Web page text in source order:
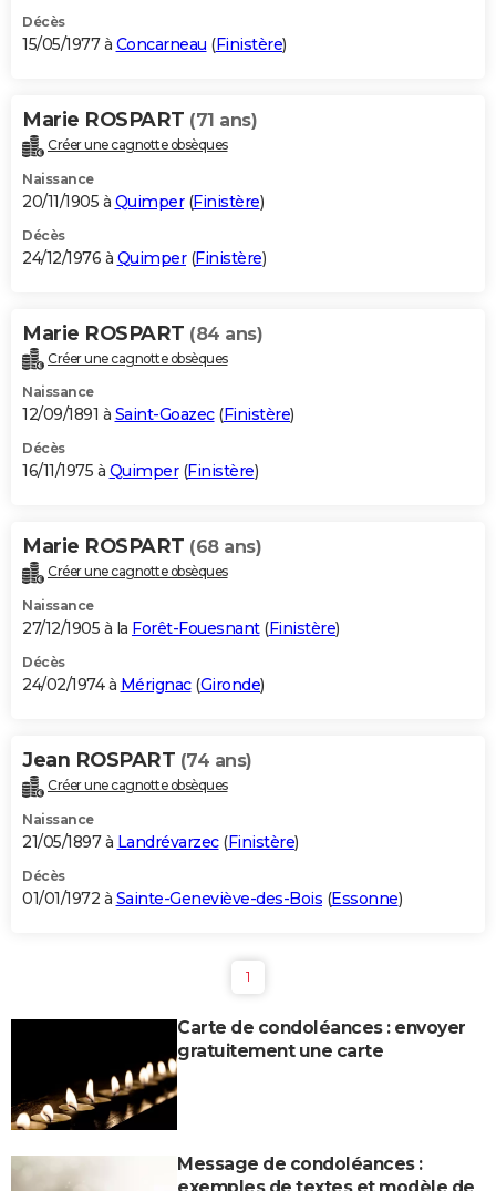
Décès
15/05/1977 à Concarneau (Finistère)
Marie ROSPART (71 ans)
Créer une cagnotte obsèques
Naissance
20/11/1905 à Quimper(Finistère)
Décès
24/12/1976 à Quimper(Finistère)
Marie ROSPART (84 ans)
Créer une cagnotte obsèques
Naissance
12/09/1891 à Saint-Goazec(Finistère)
Décès
16/11/1975 à Quimper(Finistère)
Marie ROSPART (68 ans)
Créer une cagnotte obsèques
Naissance
27/12/1905 à la Forêt-Fouesnant(Finistère)
Décès
24/02/1974 à Mérignac(Gironde)
Jean ROSPART (74 ans)
Créer une cagnotte obsèques
Naissance
21/05/1897 à Landrévarzec(Finistère)
Décès
01/01/1972 à Sainte-Geneviève-des-Bois (Essonne)
1
Carte de condoléances : envoyer
gratuitement une carte
Message de condoléances :